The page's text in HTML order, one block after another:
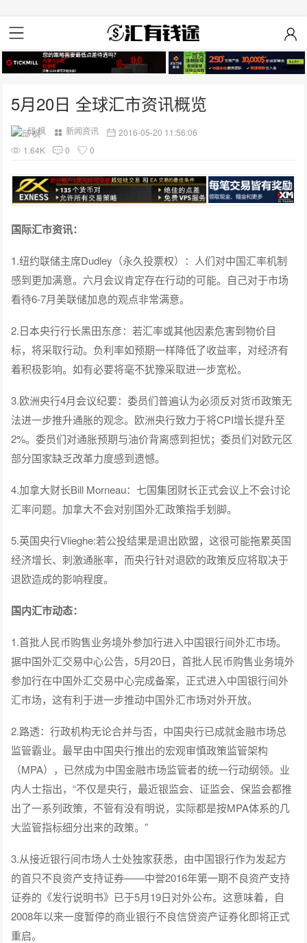
5月20日 全球汇市资讯概览
邱 枫 新闻资讯
2016-05-20 11:56:06
1.64K
0 0
国际汇市资讯：
1.纽约联储主席Dudley（永久投票权）：人们对中国汇率机制
感到更加满意。六月会议肯定存在行动的可能。自己对于市场
看待6-7月美联储加息的观点非常满意。
2.日本央行行长黑田东彦：若汇率或其他因素危害到物价目
标，将采取行动。负利率如预期一样降低了收益率，对经济有
着积极影响。如有必要将毫不犹豫采取进一步宽松。
3.欧洲央行4月会议纪要：委员们普遍认为必须反对货币政策无
法进一步推升通胀的观念。欧洲央行致力于将CPI增长提升至
2%。委员们对通胀预期与油价背离感到担忧；委员们对欧元区
部分国家缺乏改革力度感到遗憾。
4.加拿大财长Bill Morneau：七国集团财长正式会议上不会讨论
汇率问题。加拿大不会对别国外汇政策指手划脚。
5.英国央行Vlieghe:若公投结果是退出欧盟，这很可能拖累英国
经济增长、刺激通胀率，而央行针对退欧的政策反应将取决于
退欧造成的影响程度。
国内汇市动态：
1.首批人民币购售业务境外参加行进入中国银行间外汇市场。
据中国外汇交易中心公告，5月20日，首批人民币购售业务境外
参加行在中国外汇交易中心完成备案，正式进入中国银行间外
汇市场，这有利于进一步推动中国外汇市场对外开放。
2.路透：行政机构无论合并与否，中国央行已成就金融市场总
监管霸业。最早由中国央行推出的宏观审慎政策监管架构
（MPA），已然成为中国金融市场监管者的统一行动纲领。业
内人士指出，“不仅是央行，最近银监会、证监会、保监会都推
出了一系列政策，不管有没有明说，实际都是按MPA体系的几
大监管指标细分出来的政策。”
3.从接近银行间市场人士处独家获悉，由中国银行作为发起方
的首只不良资产支持证券——中誉2016年第一期不良资产支持
证券的《发行说明书》已于5月19日对外公布。这意味着，自
2008年以来一度暂停的商业银行不良信贷资产证券化即将正式
重启。